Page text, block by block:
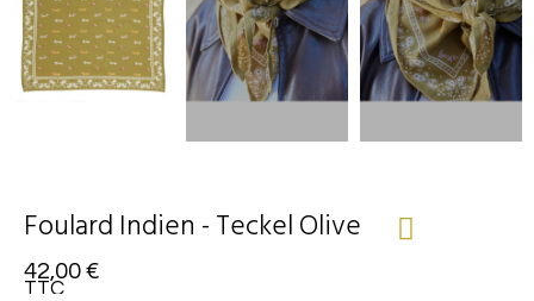
Foulard Indien - Teckel Olive
42,00 €
TTC